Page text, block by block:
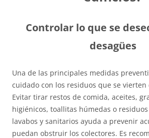
Controlar lo que se
desagües
Una de las principales medidas
cuidado con los residuos que se vierten
Evitar tirar restos de comida, aceites,
higiénicos, toallitas húmedas o
lavabos y sanitarios ayuda a prevenir
puedan obstruir los colectores. Es